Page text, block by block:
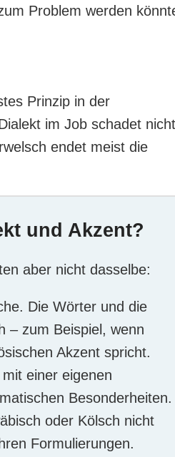
Problem werden
Prinzip in der
im Job schadet
endet meist die
und Akzent?
aber nicht dasselbe:
Die Wörter und die
– zum Beispiel, wenn
Akzent spricht.
einer eigenen
Besonderheiten.
oder Kölsch nicht
Formulierungen.